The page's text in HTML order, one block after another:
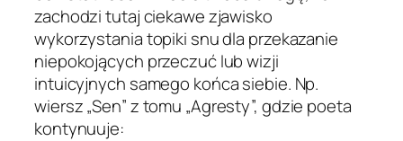
zachodzi tutaj ciekawe zjawisko
wykorzystania topiki snu dla przekazanie
niepokojących przeczuć lub wizji
intuicyjnych samego końca siebie. Np.
wiersz „Sen” z tomu „Agresty”, gdzie poeta
kontynuuje: